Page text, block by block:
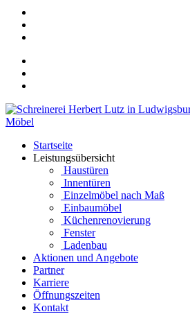
Startseite
Leistungsübersicht
Haustüren
Innentüren
Einzelmöbel nach Maß
Einbaumöbel
Küchenrenovierung
Fenster
Ladenbau
Aktionen und Angebote
Partner
Karriere
Öffnungszeiten
Kontakt